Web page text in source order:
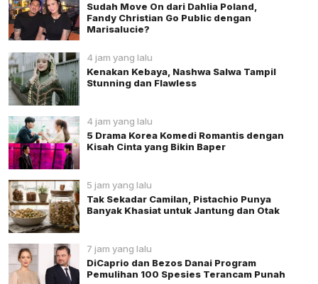
Sudah Move On dari Dahlia Poland,
Fandy Christian Go Public dengan
Marisalucie?
4 jam yang lalu
Kenakan Kebaya, Nashwa Salwa Tampil
Stunning dan Flawless
4 jam yang lalu
5 Drama Korea Komedi Romantis dengan
Kisah Cinta yang Bikin Baper
5 jam yang lalu
Tak Sekadar Camilan, Pistachio Punya
Banyak Khasiat untuk Jantung dan Otak
7 jam yang lalu
DiCaprio dan Bezos Danai Program
Pemulihan 100 Spesies Terancam Punah